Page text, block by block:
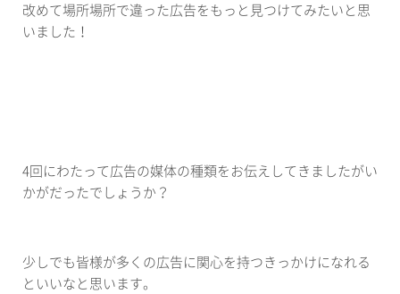
改めて場所場所で違った広告をもっと見つけてみたいと思
いました！
4回にわたって広告の媒体の種類をお伝えしてきましたがい
かがだったでしょうか？
少しでも皆様が多くの広告に関心を持つきっかけになれる
といいなと思います。